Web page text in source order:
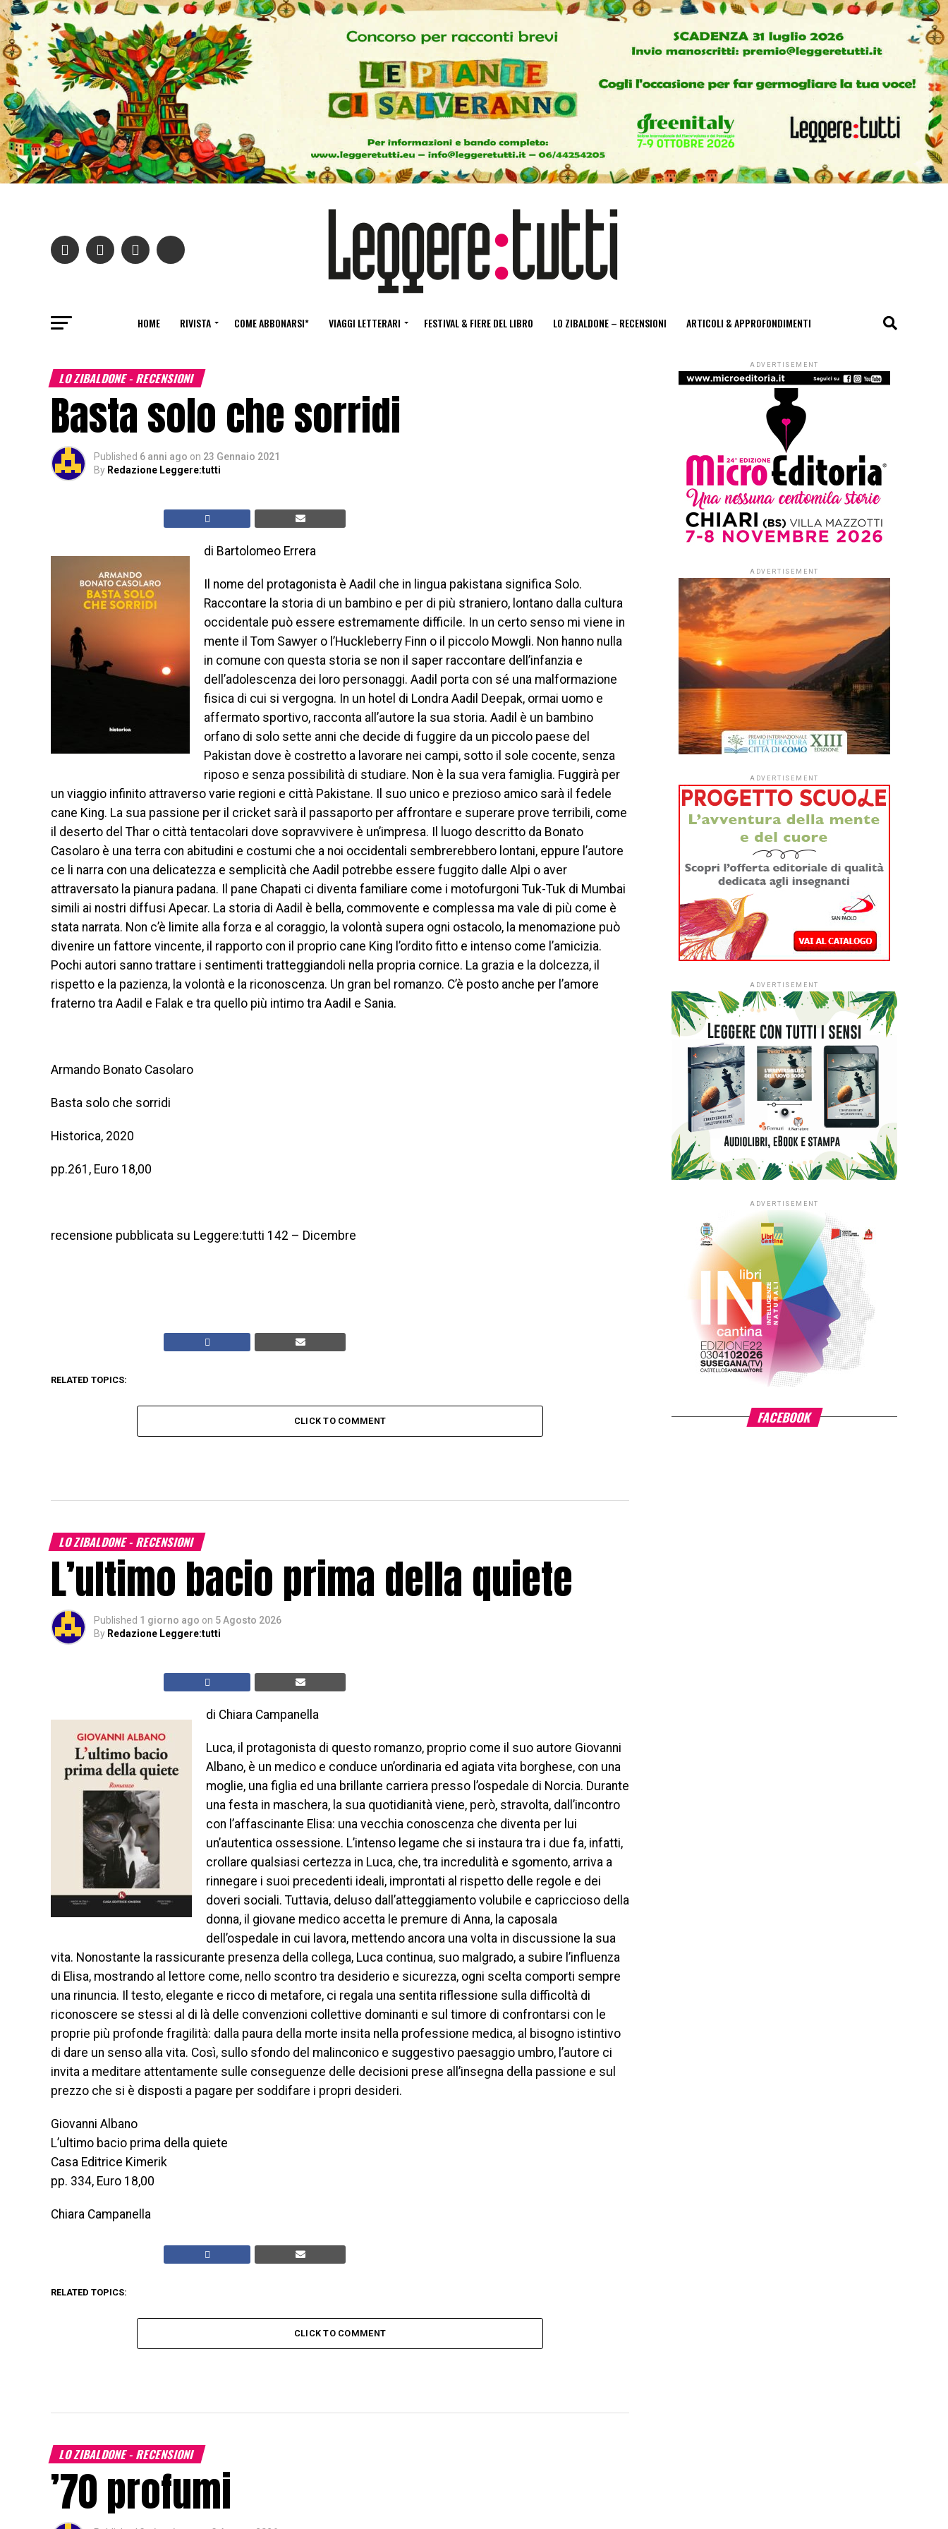
HOME RIVISTA COME ABBONARSI* VIAGGI LETTERARI FESTIVAL & FIERE DEL LIBRO LO ZIBALDONE – RECENSIONI ARTICOLI & APPROFONDIMENTI
LO ZIBALDONE - RECENSIONI
Basta solo che sorridi
Published 6 anni ago on 23 Gennaio 2021
By Redazione Leggere:tutti
di Bartolomeo Errera
Il nome del protagonista è Aadil che in lingua pakistana significa Solo.
Raccontare la storia di un bambino e per di più straniero, lontano dalla cultura
occidentale può essere estremamente difficile. In un certo senso mi viene in
mente il Tom Sawyer o l’Huckleberry Finn o il piccolo Mowgli. Non hanno nulla
in comune con questa storia se non il saper raccontare dell’infanzia e
dell’adolescenza dei loro personaggi. Aadil porta con sé una malformazione
fisica di cui si vergogna. In un hotel di Londra Aadil Deepak, ormai uomo e
affermato sportivo, racconta all’autore la sua storia. Aadil è un bambino
orfano di solo sette anni che decide di fuggire da un piccolo paese del
Pakistan dove è costretto a lavorare nei campi, sotto il sole cocente, senza
riposo e senza possibilità di studiare. Non è la sua vera famiglia. Fuggirà per
un viaggio infinito attraverso varie regioni e città Pakistane. Il suo unico e prezioso amico sarà il fedele
cane King. La sua passione per il cricket sarà il passaporto per affrontare e superare prove terribili, come
il deserto del Thar o città tentacolari dove sopravvivere è un’impresa. Il luogo descritto da Bonato
Casolaro è una terra con abitudini e costumi che a noi occidentali sembrerebbero lontani, eppure l’autore
ce li narra con una delicatezza e semplicità che Aadil potrebbe essere fuggito dalle Alpi o aver
attraversato la pianura padana. Il pane Chapati ci diventa familiare come i motofurgoni Tuk-Tuk di Mumbai
simili ai nostri diffusi Apecar. La storia di Aadil è bella, commovente e complessa ma vale di più come è
stata narrata. Non c’è limite alla forza e al coraggio, la volontà supera ogni ostacolo, la menomazione può
divenire un fattore vincente, il rapporto con il proprio cane King l’ordito fitto e intenso come l’amicizia.
Pochi autori sanno trattare i sentimenti tratteggiandoli nella propria cornice. La grazia e la dolcezza, il
rispetto e la pazienza, la volontà e la riconoscenza. Un gran bel romanzo. C’è posto anche per l’amore
fraterno tra Aadil e Falak e tra quello più intimo tra Aadil e Sania.
Armando Bonato Casolaro
Basta solo che sorridi
Historica, 2020
pp.261, Euro 18,00
recensione pubblicata su Leggere:tutti 142 – Dicembre
RELATED TOPICS:
CLICK TO COMMENT
LO ZIBALDONE - RECENSIONI
L’ultimo bacio prima della quiete
Published 1 giorno ago on 5 Agosto 2026
By Redazione Leggere:tutti
di Chiara Campanella
Luca, il protagonista di questo romanzo, proprio come il suo autore Giovanni
Albano, è un medico e conduce un’ordinaria ed agiata vita borghese, con una
moglie, una figlia ed una brillante carriera presso l’ospedale di Norcia. Durante
una festa in maschera, la sua quotidianità viene, però, stravolta, dall’incontro
con l’affascinante Elisa: una vecchia conoscenza che diventa per lui
un’autentica ossessione. L’intenso legame che si instaura tra i due fa, infatti,
crollare qualsiasi certezza in Luca, che, tra incredulità e sgomento, arriva a
rinnegare i suoi precedenti ideali, improntati al rispetto delle regole e dei
doveri sociali. Tuttavia, deluso dall’atteggiamento volubile e capriccioso della
donna, il giovane medico accetta le premure di Anna, la caposala
dell’ospedale in cui lavora, mettendo ancora una volta in discussione la sua
vita. Nonostante la rassicurante presenza della collega, Luca continua, suo malgrado, a subire l’influenza
di Elisa, mostrando al lettore come, nello scontro tra desiderio e sicurezza, ogni scelta comporti sempre
una rinuncia. Il testo, elegante e ricco di metafore, ci regala una sentita riflessione sulla difficoltà di
riconoscere se stessi al di là delle convenzioni collettive dominanti e sul timore di confrontarsi con le
proprie più profonde fragilità: dalla paura della morte insita nella professione medica, al bisogno istintivo
di dare un senso alla vita. Così, sullo sfondo del malinconico e suggestivo paesaggio umbro, l’autore ci
invita a meditare attentamente sulle conseguenze delle decisioni prese all’insegna della passione e sul
prezzo che si è disposti a pagare per soddifare i propri desideri.
Giovanni Albano
L’ultimo bacio prima della quiete
Casa Editrice Kimerik
pp. 334, Euro 18,00
Chiara Campanella
RELATED TOPICS:
CLICK TO COMMENT
LO ZIBALDONE - RECENSIONI
’70 profumi
ADVERTISEMENT
ADVERTISEMENT
ADVERTISEMENT
ADVERTISEMENT
ADVERTISEMENT
FACEBOOK